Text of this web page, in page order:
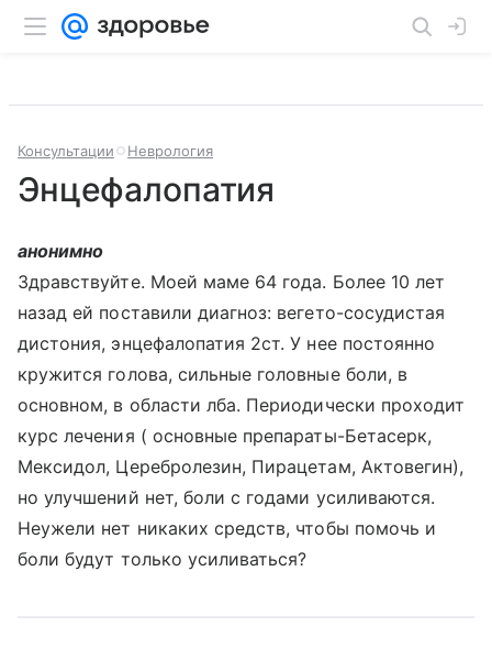
Консультации Неврология
Энцефалопатия
анонимно
Здравствуйте. Моей маме 64 года. Более 10 лет
назад ей поставили диагноз: вегето-сосудистая
дистония, энцефалопатия 2ст. У нее постоянно
кружится голова, сильные головные боли, в
основном, в области лба. Периодически проходит
курс лечения ( основные препараты-Бетасерк,
Мексидол, Церебролезин, Пирацетам, Актовегин),
но улучшений нет, боли с годами усиливаются.
Неужели нет никаких средств, чтобы помочь и
боли будут только усиливаться?